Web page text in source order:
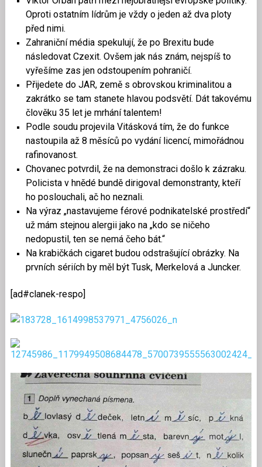
Oproti ostatním lídrům je vždy o jeden až dva ploty
před nimi.
Zahraniční média spekulují, že po Brexitu bude
následovat Czexit. Ovšem jak nás znám, nejspíš to
vyřešíme zas jen odstoupením pohraničí.
Přijedete do JAR, země s obrovskou kriminalitou a
zakrátko se tam stanete hlavou podsvětí. Dát takovému
člověku 35 let je mrhání talentem!
Podle soudu projevila Vitásková tím, že do funkce
nastoupila až 8 měsíců po vydání licencí, mimořádnou
rafinovanost.
Chovanec potvrdil, že na demonstraci došlo k zázraku.
Policista v hnědé bundě dirigoval demonstranty, kteří
ho poslouchali, ač ho neznali.
Na výraz „nastavujeme férové podnikatelské prostředí“
už mám stejnou alergii jako na „kdo se ničeho
nedopustil, ten se nemá čeho bát.“
Na krabičkách cigaret budou odstrašující obrázky. Na
prvních sériích by měl být Tusk, Merkelová a Juncker.
[ad#clanek-respo]